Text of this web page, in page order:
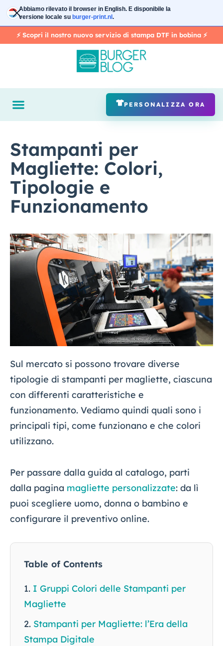
Vai
contenuto
Abbiamo rilevato il browser in English. E disponibile la
versione locale su burger-print.nl .
⚡️ Scopri il nostro nuovo servizio di stampa DTF in bobina ⚡️
PERSONALIZZA ORA
Stampanti per
Magliette: Colori,
Tipologie e
Funzionamento
Sul mercato si possono trovare diverse
tipologie di stampanti per magliette, ciascuna
con differenti caratteristiche e
funzionamento. Vediamo quindi quali sono i
principali tipi, come funzionano e che colori
utilizzano.
Per passare dalla guida al catalogo, parti
dalla pagina magliette personalizzate: da lì
puoi scegliere uomo, donna o bambino e
configurare il preventivo online.
Table of Contents
I Gruppi Colori delle Stampanti per
Magliette
Stampanti per Magliette: l’Era della
Stampa Digitale